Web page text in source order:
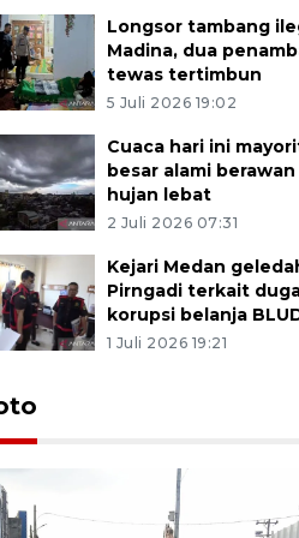
Longsor tambang
Madina, dua
tewas tertimbun
5 Juli 2026 19:02
Cuaca hari ini
besar alami
hujan lebat
2 Juli 2026 07:31
Kejari Medan
Pirngadi terkait
korupsi belanja
1 Juli 2026 19:21